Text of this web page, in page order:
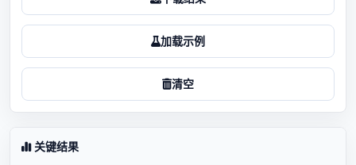
加载示例
清空
关键结果